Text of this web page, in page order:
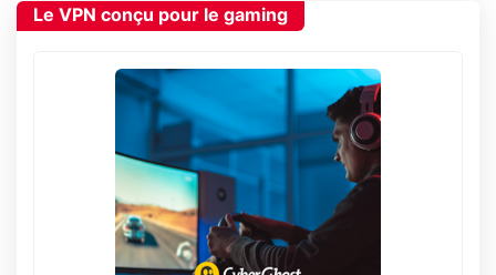
Le VPN conçu pour le gaming